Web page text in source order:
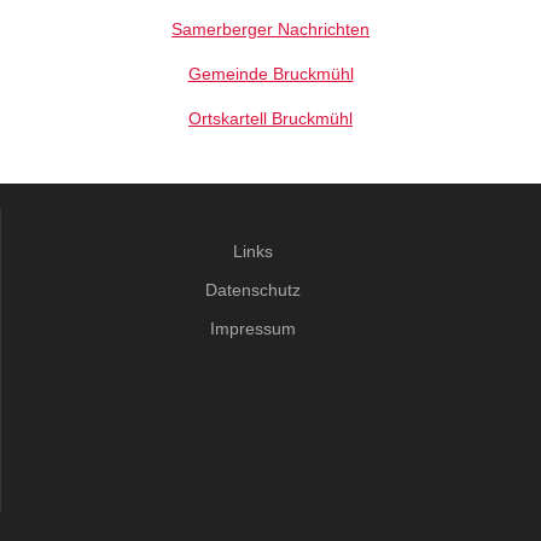
Samerberger Nachrichten
Gemeinde Bruckmühl
Ortskartell Bruckmühl
Links
Datenschutz
Impressum